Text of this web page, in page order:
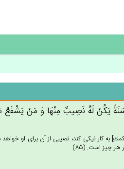
يَكُنْ‌ لَه‌ُ نَصِيب‌ٌ مِنْهَا وَ مَنْ‌ يَشْفَع‌ْ
به كار نيكى كند، نصيبى از آن براى او
چيز است. (85)